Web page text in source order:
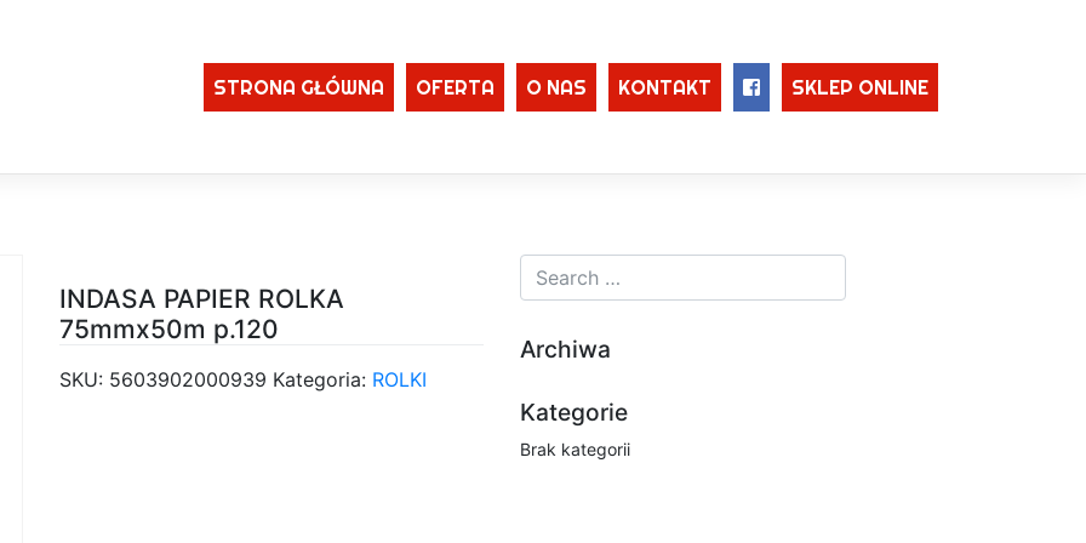
STRONA GŁÓWNA OFERTA O NAS KONTAKT SKLEP ONLINE
INDASA PAPIER ROLKA
75mmx50m p.120
SKU: 5603902000939 Kategoria: ROLKI
Archiwa
Kategorie
Brak kategorii